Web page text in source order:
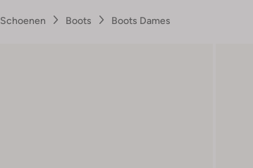
Schoenen Boots Boots Dames